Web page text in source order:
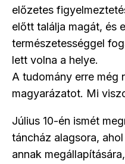
előzetes
előtt találja magát, és
természetességgel
lett volna a helye.
A tudomány erre még
magyarázatot. Mi
Július 10-én ismét
táncház alagsora,
annak